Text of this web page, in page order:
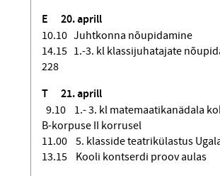
E 20. aprill
10.10 Juhtkonna nõupidamine
14.15 1.-3. kl klassijuhatajate
228
T 21. aprill
9.10 1.- 3. kl matemaatikanädala
B-korpuse II korrusel
11.00 5. klasside teatrikülastus
13.15 Kooli kontserdi proov aulas